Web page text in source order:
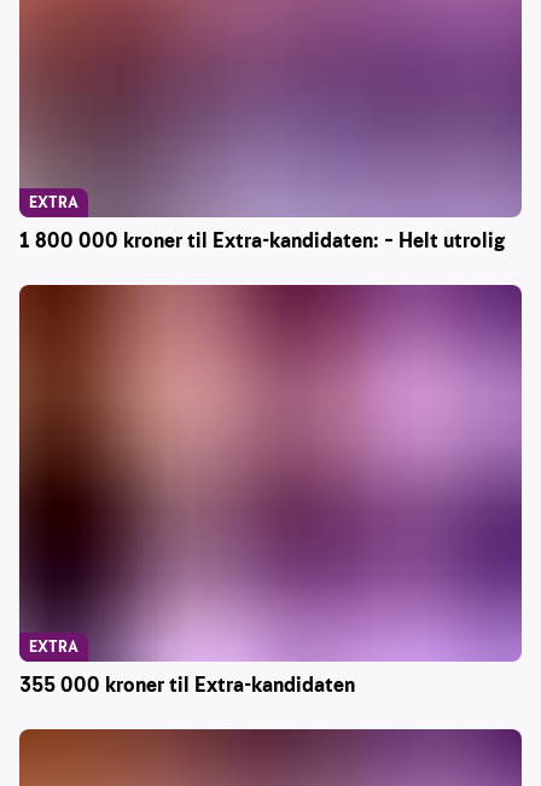
1 800 000 kroner til Extra-kandidaten: – Helt utrolig
EXTRA
355 000 kroner til Extra-kandidaten
EXTRA